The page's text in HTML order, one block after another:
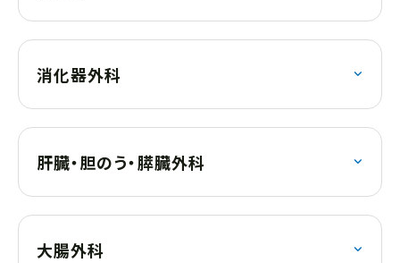
消化器外科
肝臓・胆のう・膵臓外科
大腸外科